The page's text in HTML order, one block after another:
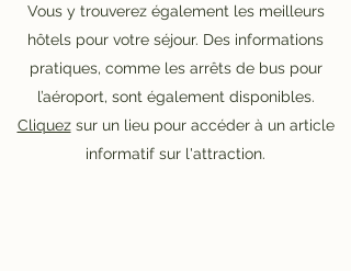
Vous y trouverez également les meilleurs
hôtels pour votre séjour. Des informations
pratiques, comme les arrêts de bus pour
l’aéroport, sont également disponibles.
Cliquezsur un lieu pour accéder à un article
informatif sur l'attraction.